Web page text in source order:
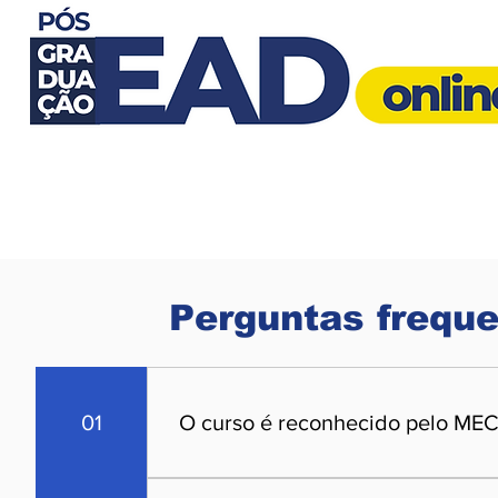
Perguntas
01 O curso é reconhecido pelo
Sim! O curso é 100% autorizado e